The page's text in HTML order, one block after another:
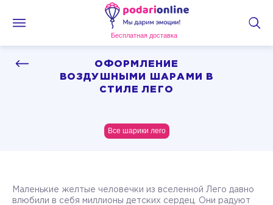
Бесплатная доставка
ОФОРМЛЕНИЕ
ВОЗДУШНЫМИ ШАРАМИ В
СТИЛЕ ЛЕГО
Все шарики лего
Маленькие желтые человечки из вселенной Лего давно
влюбили в себя миллионы детских сердец. Они радуют